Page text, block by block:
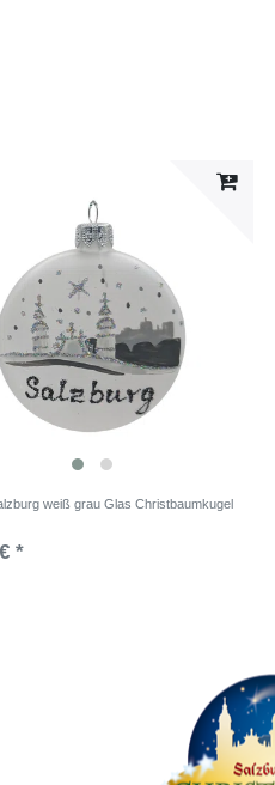
weiß grau Glas Christbaumkugel
*